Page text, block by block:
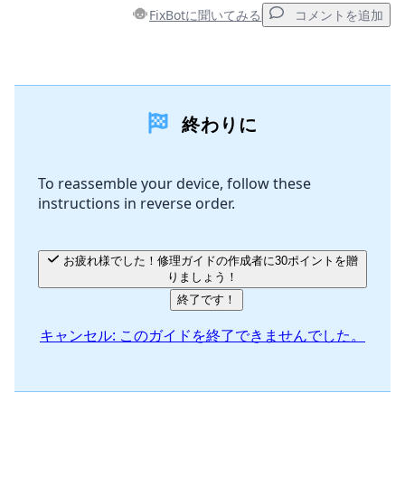
FixBotに聞いてみる コメントを追加
キャンセル
終わりに
To reassemble your device, follow these
instructions in reverse order.
りましょう！
終了です！
キャンセル: このガイドを終了できませんでした。